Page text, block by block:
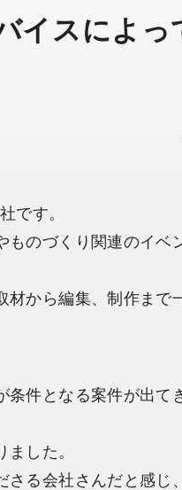
イスによっ
です。
のづくり関連のイベ
から編集、制作まで
件となる案件が出て
した。
る会社さんだと感じ